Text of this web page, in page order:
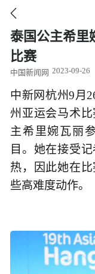

泰国公主希里
比赛
中国新闻网 2023-09-26
中新网杭州9月
州亚运会马术
主希里婉瓦丽
目。她在接受
热，因此她在
些高难度动作。